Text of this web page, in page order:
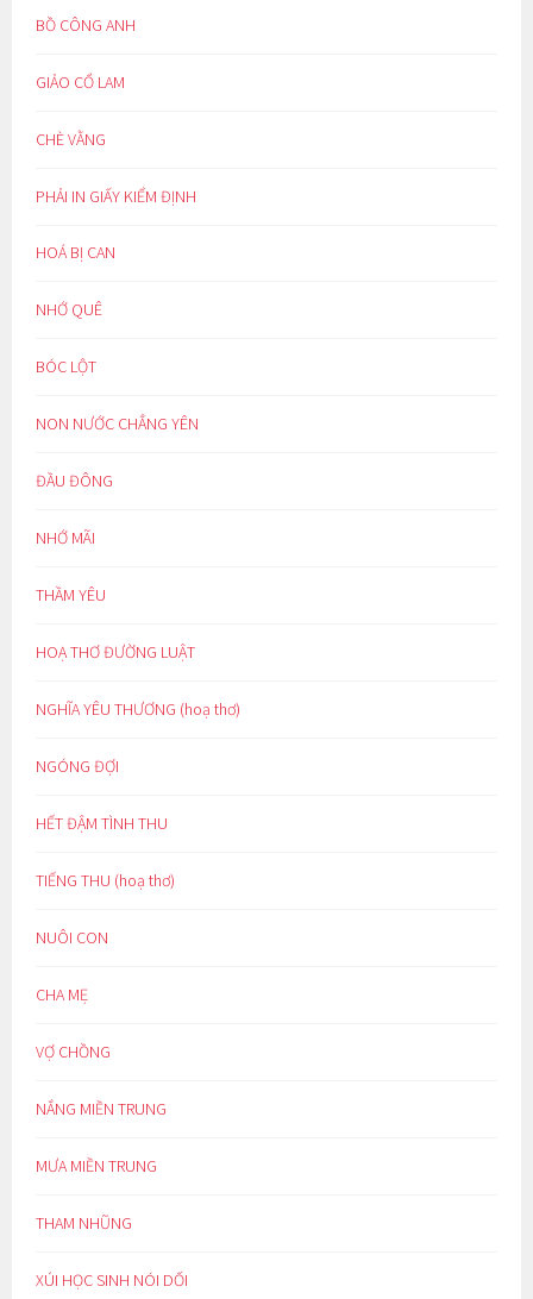
BỒ CÔNG ANH
GIẢO CỔ LAM
CHÈ VẰNG
PHẢI IN GIẤY KIỂM ĐỊNH
HOÁ BỊ CAN
NHỚ QUÊ
BÓC LỘT
NON NƯỚC CHẲNG YÊN
ĐẦU ĐÔNG
NHỚ MÃI
THẦM YÊU
HOẠ THƠ ĐƯỜNG LUẬT
NGHĨA YÊU THƯƠNG (hoạ thơ)
NGÓNG ĐỢI
HẾT ĐẬM TÌNH THU
TIẾNG THU (hoạ thơ)
NUÔI CON
CHA MẸ
VỢ CHỒNG
NẮNG MIỀN TRUNG
MƯA MIỀN TRUNG
THAM NHŨNG
XÚI HỌC SINH NÓI DỐI